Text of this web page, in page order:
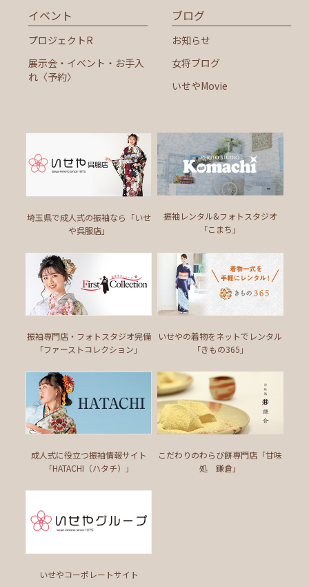
イベント
プロジェクトR
展示会・イベント・お手入
れ〈予約〉
ブログ
お知らせ
女将ブログ
いせやMovie
埼玉県で成人式の振袖なら 「いせ
や呉服店」
振袖レンタル&フォトスタジオ
「こまち」
振袖専門店・フォトスタジオ完備
「ファーストコレクション」
いせやの着物をネットでレンタル
「きもの365」
成人式に役立つ振袖情報サイト
「HATACHI（ハタチ）」
こだわりのわらび餅専門店 「甘味
処 鎌倉」
いせやコーポレートサイト